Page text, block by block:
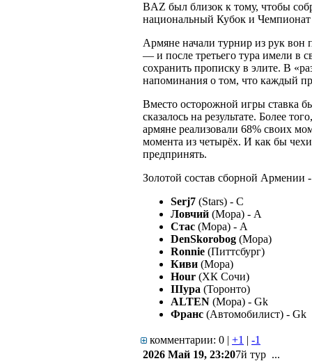
BAZ был близок к тому, чтобы
национальный Кубок и Чемпионат
Армяне начали турнир из рук
— и после третьего тура имели в
сохранить прописку в элите. В
напоминания о том, что каждый
Вместо осторожной игры ставка
сказалось на результате. Более
армяне реализовали 68% своих
момента из четырёх. И как бы
предпринять.
Золотой состав сборной Армении
Serj7 (Stars) - C
Ловчий (Мора) - A
Стас (Мора) - A
DenSkorobog (Мора)
Ronnie (Питтсбург)
Киви (Мора)
Hour (ХК Сочи)
IIIypa (Торонто)
ALTEN (Мора) - Gk
Франс (Автомобилист) - Gk
комментарии: 0 | +1 | -1
2026 Май 19, 23:207й тур ...